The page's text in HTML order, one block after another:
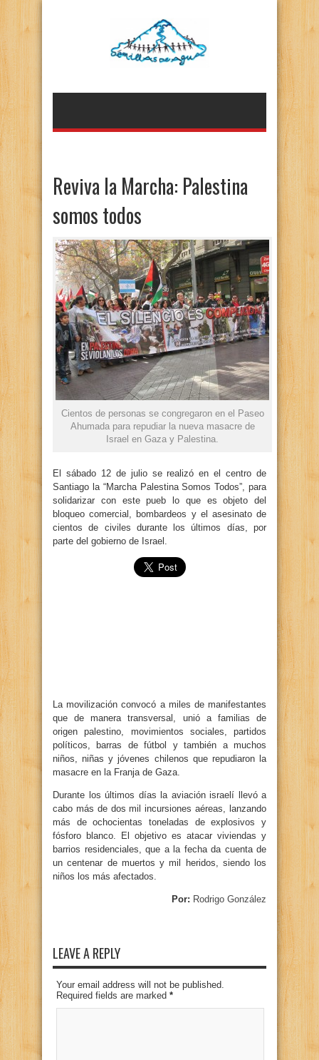
Reviva la Marcha: Palestina
somos todos
Cientos de personas se congregaron en el Paseo
Ahumada para repudiar la nueva masacre de
Israel en Gaza y Palestina.
El sábado 12 de julio se realizó en el centro de
Santiago la “Marcha Palestina Somos Todos”, para
solidarizar con este pueb lo que es objeto del
bloqueo comercial, bombardeos y el asesinato de
cientos de civiles durante los últimos días, por
parte del gobierno de Israel.
La movilización convocó a miles de manifestantes
que de manera transversal, unió a familias de
origen palestino, movimientos sociales, partidos
políticos, barras de fútbol y también a muchos
niños, niñas y jóvenes chilenos que repudiaron la
masacre en la Franja de Gaza.
Durante los últimos días la aviación israelí llevó a
cabo más de dos mil incursiones aéreas, lanzando
más de ochocientas toneladas de explosivos y
fósforo blanco. El objetivo es atacar viviendas y
barrios residenciales, que a la fecha da cuenta de
un centenar de muertos y mil heridos, siendo los
niños los más afectados.
Por: Rodrigo González
LEAVE A REPLY
Your email address will not be published.
Required fields are marked *